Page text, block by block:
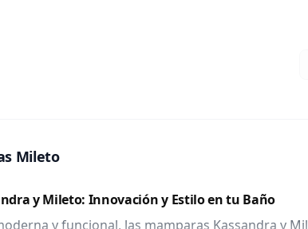
Mileto
y Mileto: Innovación y Estilo en tu Baño
y funcional, las mamparas Kassandra y